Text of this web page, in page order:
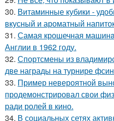
30. Витаминные кубики -
вкусный и ароматный
31. Самая крошечная
Англии в 1962 году.
32. Спортсмены из
две награды на турнире
33. Пример невероятной
продемонстрировал свои
ради ролей в кино.
34. В социальных сетях